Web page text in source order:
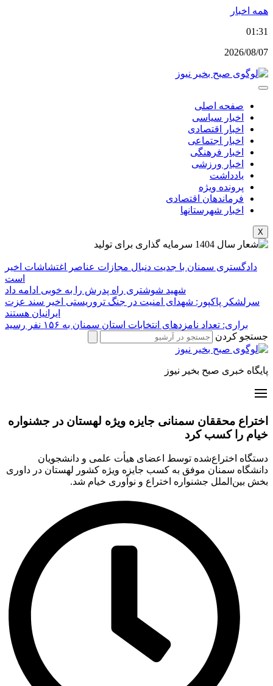
پرش
محتوا
همه اخبار
01:31
2026/08/07
صفحه اصلی
اخبار سیاسی
اخبار اقتصادی
اخبار اجتماعی
اخبار فرهنگی
اخبار ورزشی
یادداشت
پرونده ویژه
فرماندهان اقتصادی
اخبار شهرستانها
X
دادگستری سمنان با جدیت دنبال مجازات عناصر اغتشاشات اخیر
است
شهید شوشتری راه پدرش را به خوبی ادامه داد
سرلشکر پاکپور: شهدای امنیت در جنگ تروریستی اخیر سند عزت
ایرانیان هستند
براری: تعداد نامزدهای انتخابات استان سمنان به ۱۵۶ نفر رسید
جستجو کردن
پایگاه خبری صبح بخیر نیوز
اختراع محققان سمنانی جایزه ویژه لهستان در جشنواره
خیام را کسب کرد
دستگاه اختراع‌شده توسط اعضای هیأت علمی و دانشجویان
دانشگاه سمنان موفق به کسب جایزه ویژه کشور لهستان در داوری
بخش بین‌الملل جشنواره اختراع و نوآوری خیام شد.